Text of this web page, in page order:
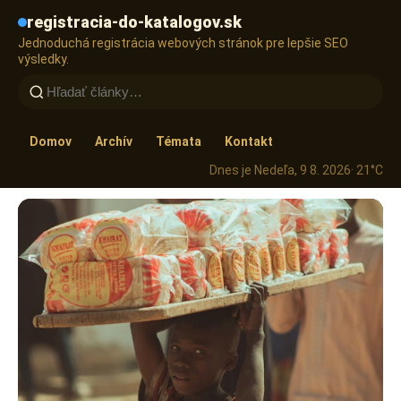
registracia-do-katalogov.sk
Jednoduchá registrácia webových stránok pre lepšie SEO
výsledky.
Domov Archív Témata
Kontakt
Dnes je Nedeľa, 9 8. 2026· 21°C